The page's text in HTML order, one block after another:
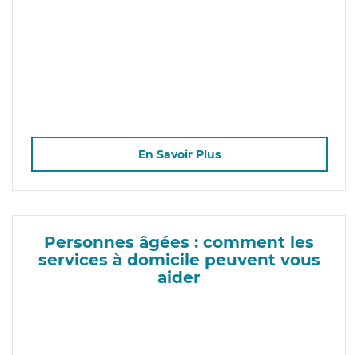
En Savoir Plus
Personnes âgées : comment les
services à domicile peuvent vous
aider